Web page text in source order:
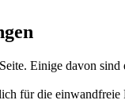
Einige davon sind
für die einwandfreie